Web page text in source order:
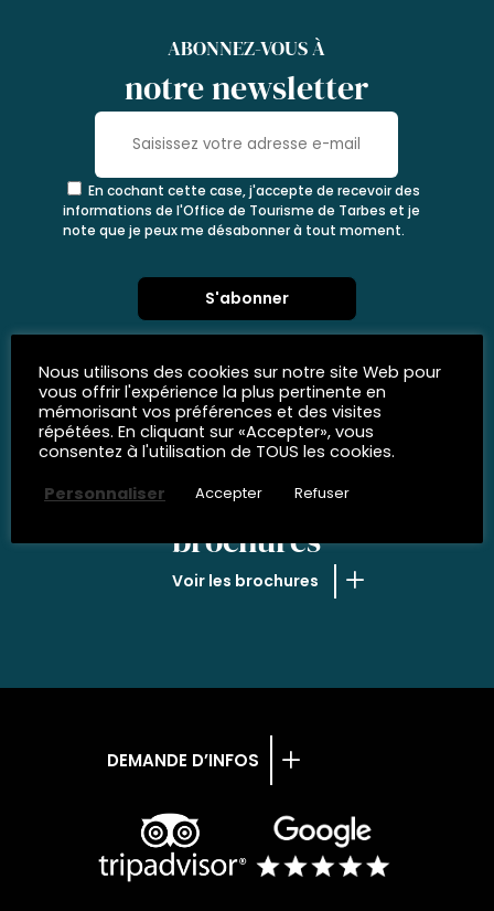
ABONNEZ-VOUS À
notre newsletter
En cochant cette case, j'accepte de recevoir des
informations de l'Office de Tourisme de Tarbes et je
note que je peux me désabonner à tout moment.
NOS
brochures
Voir les brochures
DEMANDE D’INFOS
Nous utilisons des cookies sur notre site Web pour
vous offrir l'expérience la plus pertinente en
mémorisant vos préférences et des visites
répétées. En cliquant sur «Accepter», vous
consentez à l'utilisation de TOUS les cookies.
Personnaliser
Accepter Refuser